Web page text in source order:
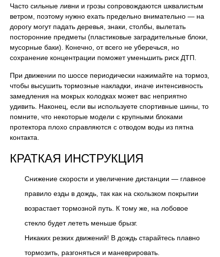
Часто сильные ливни и грозы сопровождаются шквалистым
ветром, поэтому нужно ехать предельно внимательно — на
дорогу могут падать деревья, знаки, столбы, вылетать
посторонние предметы (пластиковые заградительные блоки,
мусорные баки). Конечно, от всего не уберечься, но
сохранение концентрации поможет уменьшить риск ДТП.
При движении по шоссе периодически нажимайте на тормоз,
чтобы высушить тормозные накладки, иначе интенсивность
замедления на мокрых колодках может вас неприятно
удивить. Наконец, если вы используете спортивные шины, то
помните, что некоторые модели с крупными блоками
протектора плохо справляются с отводом воды из пятна
контакта.
КРАТКАЯ ИНСТРУКЦИЯ
Снижение скорости и увеличение дистанции — главное
правило езды в дождь, так как на скользком покрытии
возрастает тормозной путь. К тому же, на лобовое
стекло будет лететь меньше брызг.
Никаких резких движений! В дождь старайтесь плавно
тормозить, разгоняться и маневрировать.